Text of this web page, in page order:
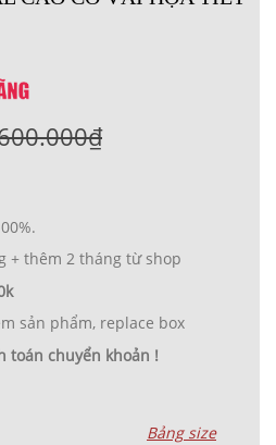
+ thêm 2 tháng từ shop
sản phẩm, replace box
toán chuyển khoản !
Bảng size